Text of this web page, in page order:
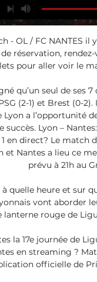
- OL / FC NANTES il
réservation, rendez-
pour aller voir le
qu’un seul de ses
(2-1) et Brest (0-
Lyon a l’opportunité
succès. Lyon –
en direct? Le match
et Nantes a lieu ce
prévu à 21h au
à quelle heure et sur
vont aborder
lanterne rouge de
la 17e journée de
en streaming ?
officielle de